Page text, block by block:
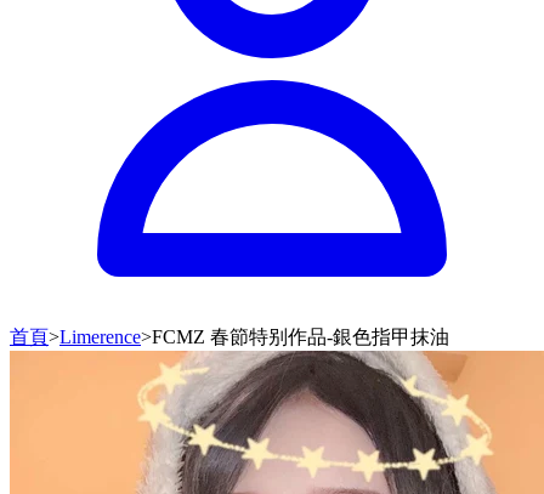
首頁>Limerence>FCMZ 春節特别作品-銀色指甲抹油